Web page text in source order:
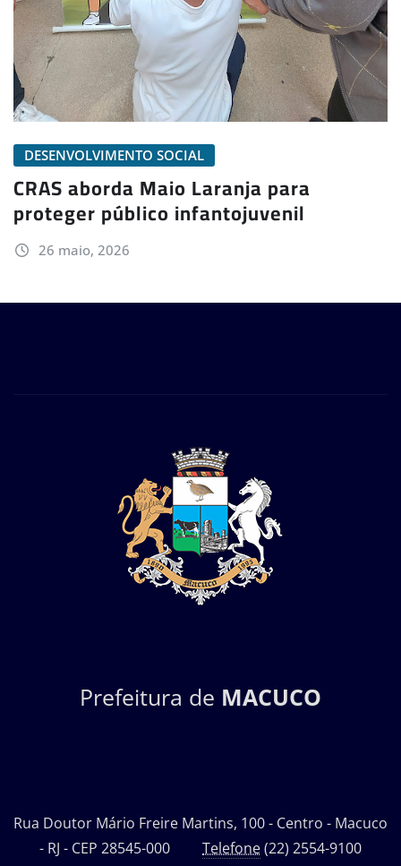
DESENVOLVIMENTO SOCIAL
CRAS aborda Maio Laranja para
proteger público infantojuvenil
26 maio, 2026
Prefeitura de MACUCO
Rua Doutor Mário Freire Martins, 100 - Centro - Macuco
- RJ - CEP 28545-000 Telefone(22) 2554-9100